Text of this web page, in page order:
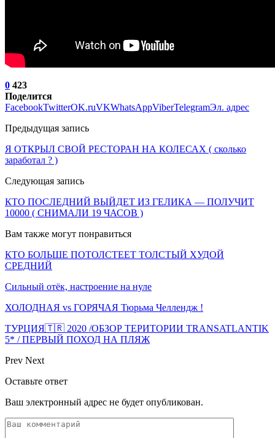
0 423
Поделится
FacebookTwitterOK.ruVKWhatsAppViberTelegramЭл. адрес
Предыдущая запись
Я ОТКРЫЛ СВОЙ РЕСТОРАН НА КОЛЕСАХ ( сколько
заработал ? )
Следующая запись
КТО ПОСЛЕДНИЙ ВЫЙДЕТ ИЗ ГЕЛИКА — ПОЛУЧИТ
10000 ( СНИМАЛИ 19 ЧАСОВ )
Вам также могут понравиться
КТО БОЛЬШЕ ПОТОЛСТЕЕТ ТОЛСТЫЙ ХУДОЙ
СРЕДНИЙ
Сильный отёк, настроение на нуле
ХОЛОДНАЯ vs ГОРЯЧАЯ Тюрьма Челлендж !
ТУРЦИЯ🇹🇷 2020 /ОБЗОР ТЕРИТОРИИ TRANSATLANTIK
5* / ПЕРВЫЙ ПОХОД НА ПЛЯЖ
Prev Next
Оставьте ответ
Ваш электронный адрес не будет опубликован.